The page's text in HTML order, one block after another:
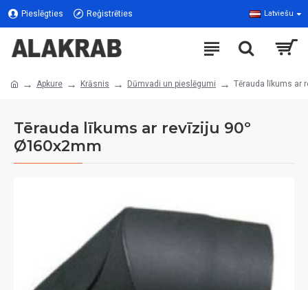
Pieslēgties Reģistrēties Latviešu
Apkure Krāsnis Dūmvadi un pieslēgumi Tērauda līkums ar
Tērauda līkums ar revīziju 90º
Ø160x2mm